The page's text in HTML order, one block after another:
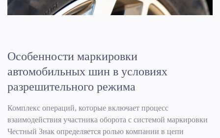
Особенности маркировки
автомобильных шин в условиях
разрешительного режима
Комплекс операций, которые включает процесс
взаимодействия участника оборота с системой маркировки
Честный Знак определяется ролью компании в цепи